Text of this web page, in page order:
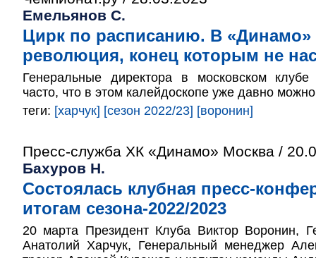
Емельянов С.
Цирк по расписанию. В «Динамо»
революция, конец которым не
Генеральные директора в московском клубе
часто, что в этом калейдоскопе уже давно
теги: [харчук] [сезон 2022/23] [воронин]
Пресс-служба ХК «Динамо» Москва /
Бахуров Н.
Состоялась клубная пресс-
итогам сезона-2022/2023
20 марта Президент Клуба Виктор Воронин,
Анатолий Харчук, Генеральный менеджер